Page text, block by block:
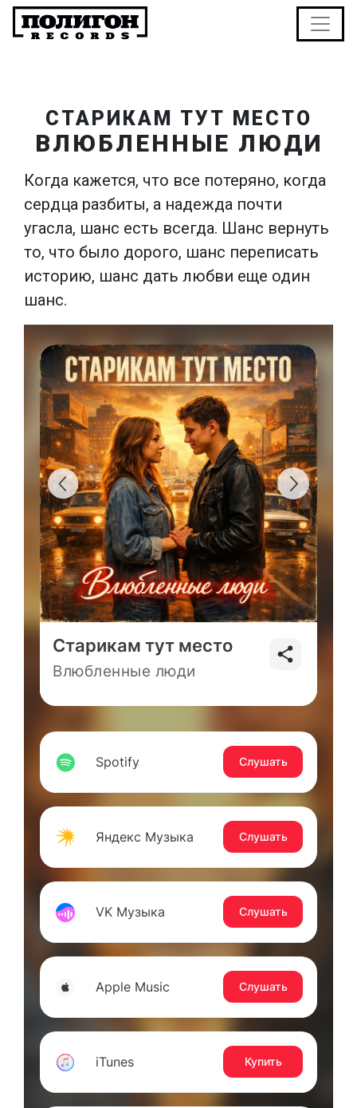
СТАРИКАМ ТУТ МЕСТО
ВЛЮБЛЕННЫЕ ЛЮДИ
Когда кажется, что все потеряно, когда
сердца разбиты, а надежда почти
угасла, шанс есть всегда. Шанс вернуть
то, что было дорого, шанс переписать
историю, шанс дать любви еще один
шанс.